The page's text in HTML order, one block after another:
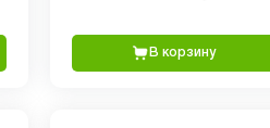
В корзину